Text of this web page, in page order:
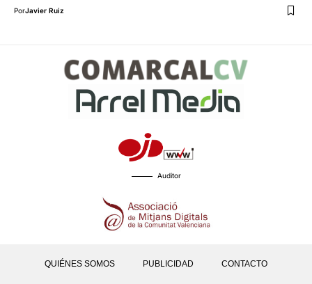
PorJavier Ruiz
Auditor
QUIÉNES SOMOS PUBLICIDAD CONTACTO